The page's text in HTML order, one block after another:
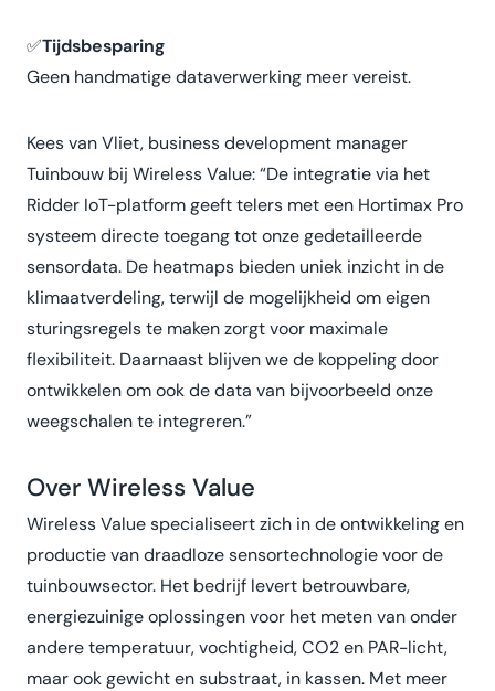
✅Tijdsbesparing
Geen handmatige dataverwerking meer vereist.
Kees van Vliet, business development manager
Tuinbouw bij Wireless Value: “De integratie via het
Ridder IoT-platform geeft telers met een Hortimax Pro
systeem directe toegang tot onze gedetailleerde
sensordata. De heatmaps bieden uniek inzicht in de
klimaatverdeling, terwijl de mogelijkheid om eigen
sturingsregels te maken zorgt voor maximale
flexibiliteit. Daarnaast blijven we de koppeling door
ontwikkelen om ook de data van bijvoorbeeld onze
weegschalen te integreren.”
Over Wireless Value
Wireless Value specialiseert zich in de ontwikkeling en
productie van draadloze sensortechnologie voor de
tuinbouwsector. Het bedrijf levert betrouwbare,
energiezuinige oplossingen voor het meten van onder
andere temperatuur, vochtigheid, CO2 en PAR-licht,
maar ook gewicht en substraat, in kassen. Met meer